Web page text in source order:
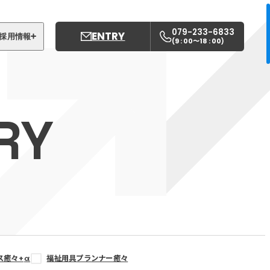
姫路中央保育園
用情報 ENTRY 079-233-6833
(9 : 00〜18 : 00)
癒々+α
福祉用具プランナー癒々